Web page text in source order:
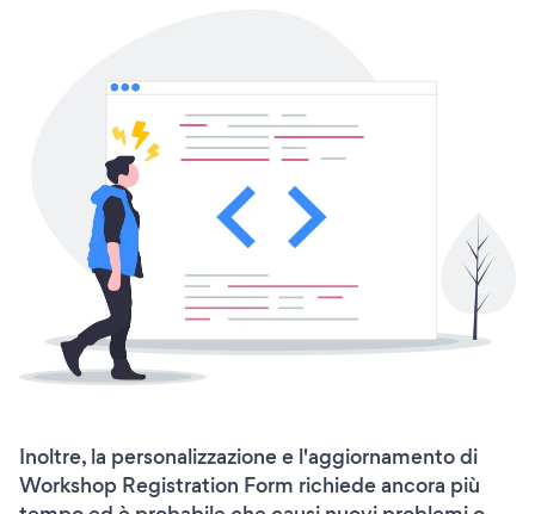
Inoltre, la personalizzazione e l'aggiornamento di
Workshop Registration Form richiede ancora più